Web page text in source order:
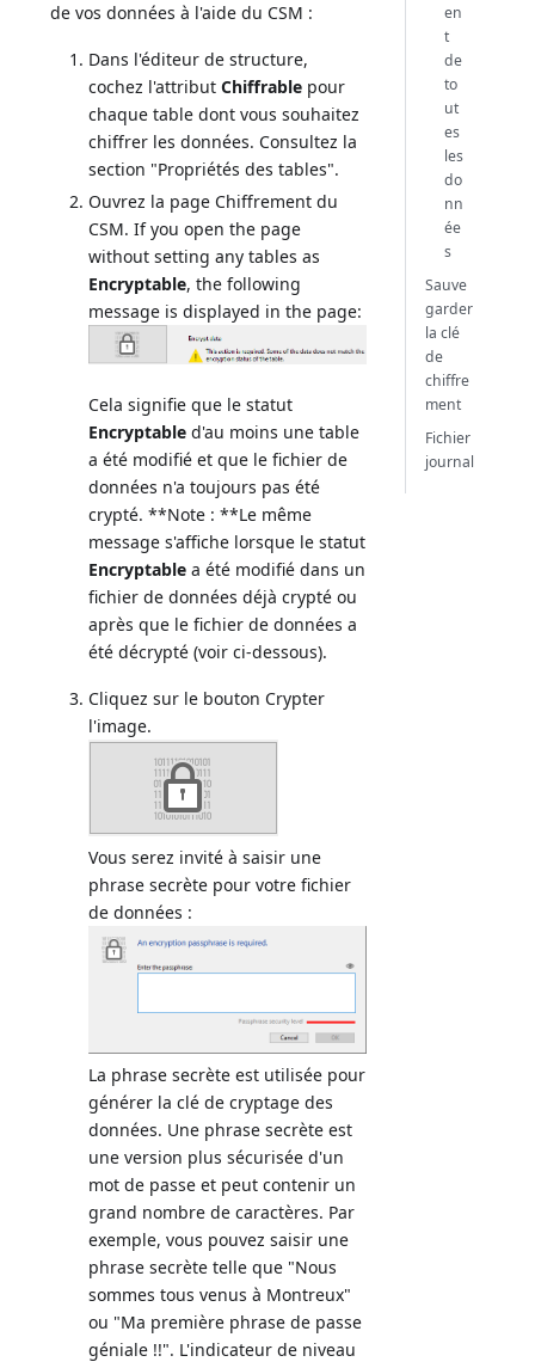
de vos données à l'aide du CSM :
Dans l'éditeur de structure,
cochez l'attributChiffrable pour
chaque table dont vous souhaitez
chiffrer les données. Consultez la
section "Propriétés des tables".
Ouvrez la page Chiffrement du
CSM. If you open the page
without setting any tables as
Encryptable, the following
message is displayed in the page:
Cela signifie que le statut
Encryptable d'au moins une table
a été modifié et que le fichier de
données n'a toujours pas été
crypté. **Note : **Le même
message s'affiche lorsque le statut
Encryptable a été modifié dans un
fichier de données déjà crypté ou
après que le fichier de données a
été décrypté (voir ci-dessous).
Cliquez sur le bouton Crypter
l'image.
Vous serez invité à saisir une
phrase secrète pour votre fichier
de données :
La phrase secrète est utilisée pour
générer la clé de cryptage des
données. Une phrase secrète est
une version plus sécurisée d'un
mot de passe et peut contenir un
grand nombre de caractères. Par
exemple, vous pouvez saisir une
phrase secrète telle que "Nous
sommes tous venus à Montreux"
ou "Ma première phrase de passe
géniale !!". L'indicateur de niveau
en
t
de
to
ut
es
les
do
nn
ée
s
Sauve
garder
la clé
de
chiffre
ment
Fichier
journal